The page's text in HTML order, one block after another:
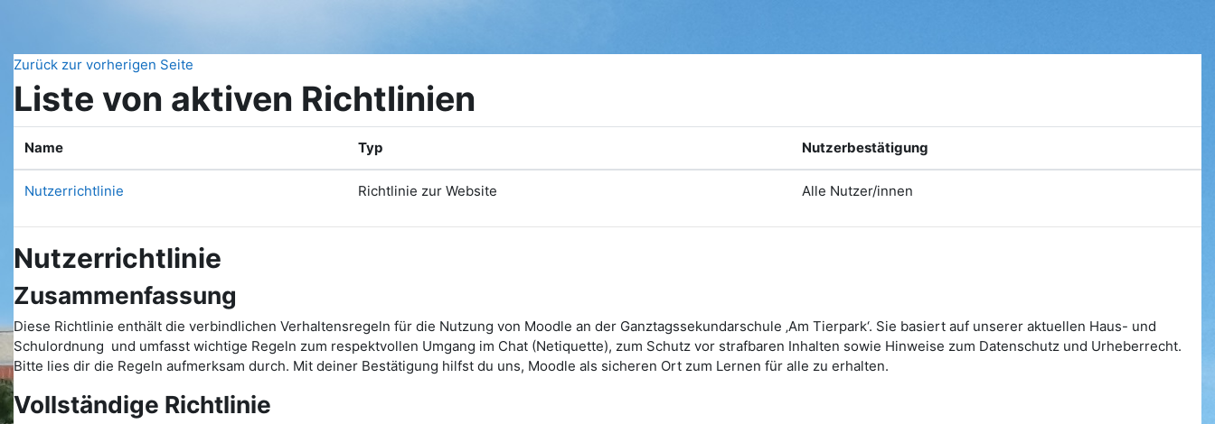
Zurück zur vorherigen Seite
Liste von aktiven Richtlinien
Name Typ Nutzerbestätigung
Nutzerrichtlinie Richtlinie zur Website Alle Nutzer/innen
Nutzerrichtlinie
Zusammenfassung
Diese Richtlinie enthält die verbindlichen Verhaltensregeln für die Nutzung von Moodle an der Ganztagssekundarschule ‚Am Tierpark‘. Sie basiert auf unserer aktuellen Haus- und
Schulordnung und umfasst wichtige Regeln zum respektvollen Umgang im Chat (Netiquette), zum Schutz vor strafbaren Inhalten sowie Hinweise zum Datenschutz und Urheberrecht.
Bitte lies dir die Regeln aufmerksam durch. Mit deiner Bestätigung hilfst du uns, Moodle als sicheren Ort zum Lernen für alle zu erhalten.
Vollständige Richtlinie